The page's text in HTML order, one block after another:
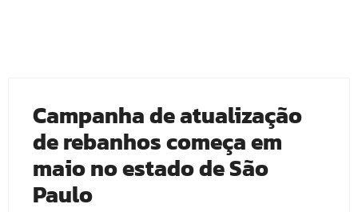
Campanha de atualização
de rebanhos começa em
maio no estado de São
Paulo